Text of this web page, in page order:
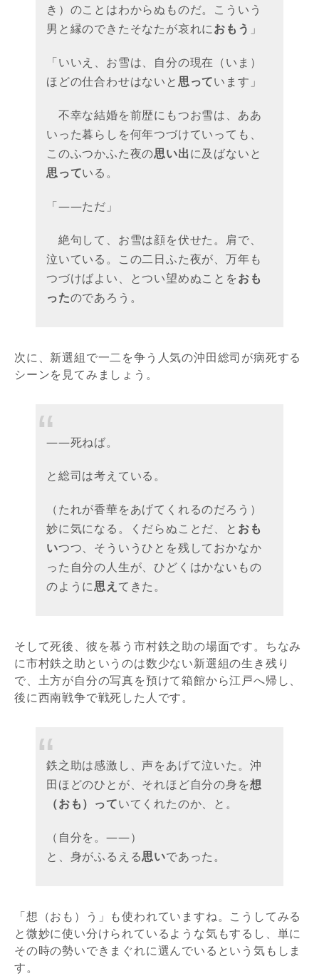
き）のことはわからぬものだ。こういう
男と縁のできたそなたが哀れにおもう 」
「いいえ、お雪は、自分の現在（いま）
ほどの仕合わせはないと思っています」
不幸な結婚を前歴にもつお雪は、ああ
いった暮らしを何年つづけていっても、
このふつかふた夜の思い出に及ばないと
思っている。
「――ただ」
絶句して、お雪は顔を伏せた。肩で、
泣いている。この二日ふた夜が、万年も
つづけばよい、とつい望めぬことをおも
ったのであろう。
次に、新選組で一二を争う人気の沖田総司が病死する
シーンを見てみましょう。
――死ねば。
と総司は考えている。
（たれが香華をあげてくれるのだろう）
妙に気になる。くだらぬことだ、と おも
いつつ、そういうひとを残しておかなか
った自分の人生が、ひどくはかないもの
のように思え てきた。
そして死後、彼を慕う市村鉄之助の場面です。ちなみ
に市村鉄之助というのは数少ない新選組の生き残り
で、土方が自分の写真を預けて箱館から江戸へ帰し、
後に西南戦争で戦死した人です。
鉄之助は感激し、声をあげて泣いた。沖
田ほどのひとが、それほど自分の身を想
（おも）っていてくれたのか、と。
（自分を。――）
と、身がふるえる思いであった。
「想（おも）う」も使われていますね。こうしてみる
と微妙に使い分けられているような気もするし、単に
その時の勢いできまぐれに選んでいるという気もしま
す。